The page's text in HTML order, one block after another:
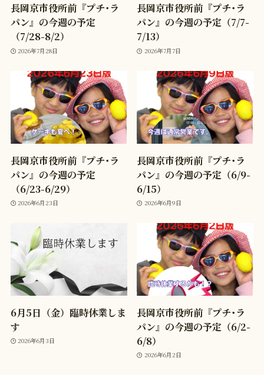
長岡京市役所前『プチ･ラ
パン』の今週の予定
（7/28-8/2）
2026年7月28日
長岡京市役所前『プチ･ラ
パン』の今週の予定（7/7-
7/13）
2026年7月7日
長岡京市役所前『プチ･ラ
パン』の今週の予定
（6/23-6/29）
2026年6月23日
長岡京市役所前『プチ･ラ
パン』の今週の予定（6/9-
6/15）
2026年6月9日
6月5日（金）臨時休業しま
す
2026年6月3日
長岡京市役所前『プチ･ラ
パン』の今週の予定（6/2-
6/8）
2026年6月2日